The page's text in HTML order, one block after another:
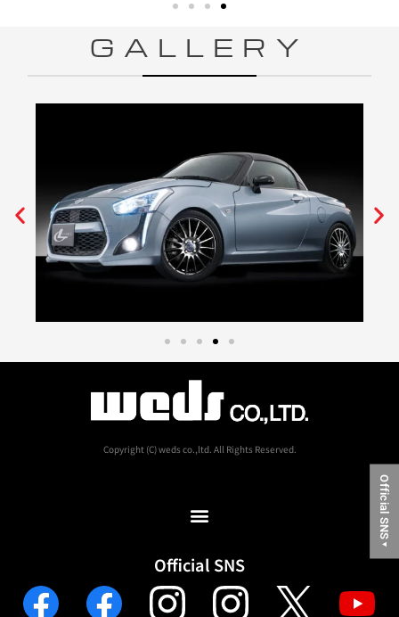
Official SNS
▼
GALLERY
Copyright (C) weds co.,ltd. All Rights Reserved.
Official SNS